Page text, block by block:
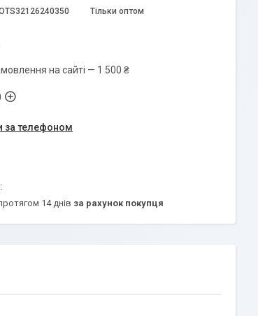
Тільки оптом
на сайті — 1 500 ₴
за телефоном
14 днів за рахунок покупця